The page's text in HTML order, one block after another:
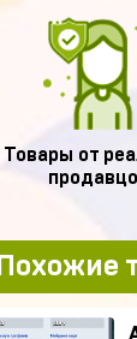
Товары от
Похожие